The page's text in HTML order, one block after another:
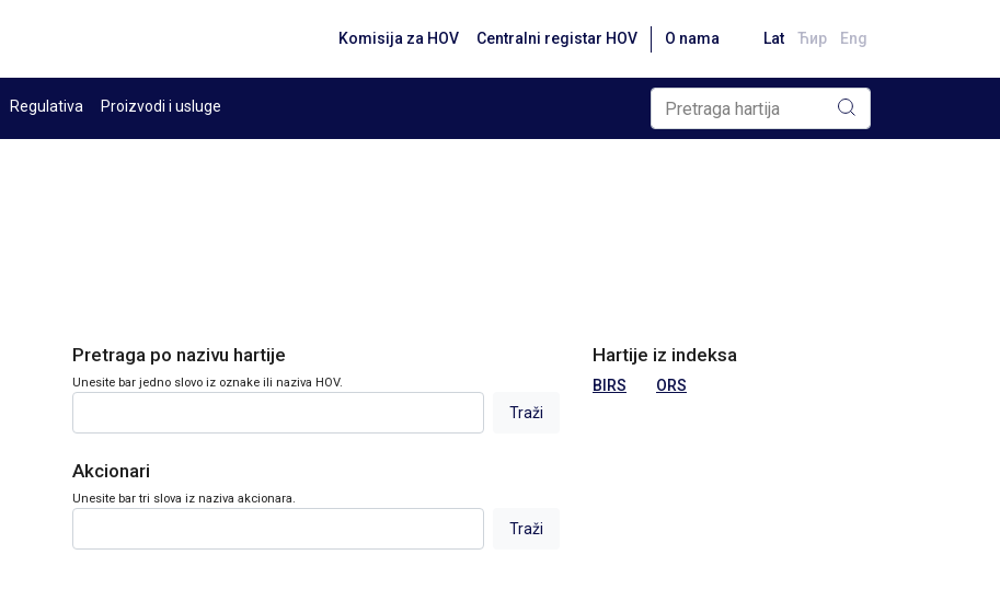
Komisija za HOV Centralni registar HOV O nama Lat Ћир Eng
Regulativa Proizvodi i usluge
Pretraga po nazivu hartije
Unesite bar jedno slovo iz oznake ili naziva HOV.
Hartije iz indeksa
BIRS ORS
Akcionari
Unesite bar tri slova iz naziva akcionara.